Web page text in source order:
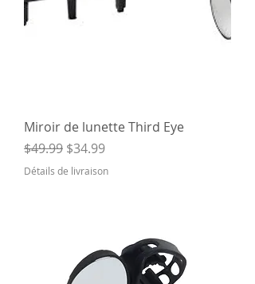
Miroir de lunette Third Eye
Regular Price
$49.99 Sale Price
$34.99
Détails de livraison